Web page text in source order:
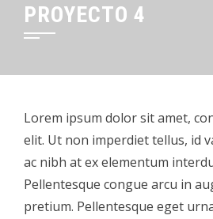
PROYECTO 4
Lorem ipsum dolor sit amet,
elit. Ut non imperdiet tellus, id
ac nibh at ex elementum
Pellentesque congue arcu in
pretium. Pellentesque eget